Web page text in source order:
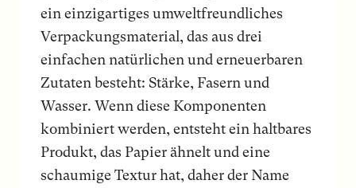
ein einzigartiges umweltfreundliches
Verpackungsmaterial, das aus drei
einfachen natürlichen und erneuerbaren
Zutaten besteht: Stärke, Fasern und
Wasser. Wenn diese Komponenten
kombiniert werden, entsteht ein haltbares
Produkt, das Papier ähnelt und eine
schaumige Textur hat, daher der Name